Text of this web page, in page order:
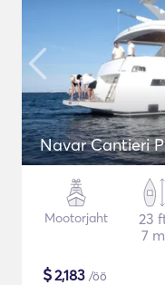
Navar Cantieri
Mootorjaht
23
7 m
$2,183 /öö